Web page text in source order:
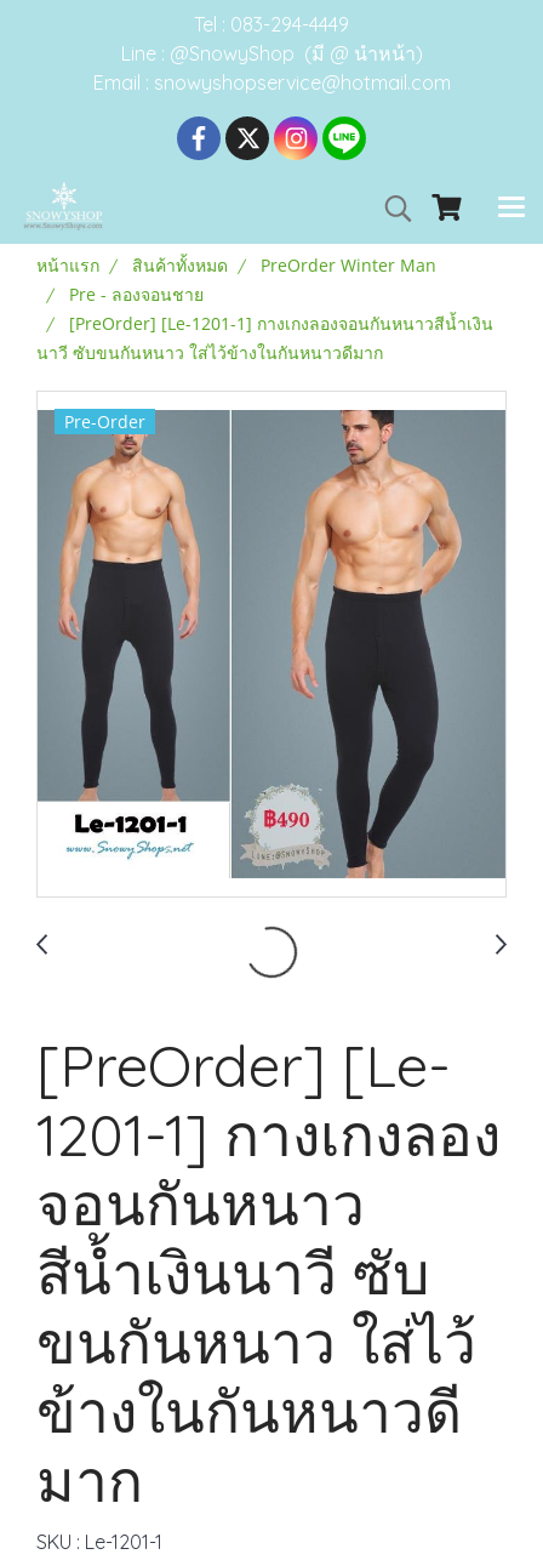
Tel : 083-294-4449
Line : @SnowyShop (มี @ นำหน้า)
Email : snowyshopservice@hotmail.com
หน้าแรก สินค้าทั้งหมด
PreOrder Winter Man
Pre - ลองจอนชาย
[PreOrder] [Le-1201-1] กางเกงลองจอนกันหนาวสีน้ำเงิน
นาวี ซับขนกันหนาว ใส่ไว้ข้างในกันหนาวดีมาก
Pre-Order
[PreOrder] [Le-
1201-1] กางเกงลอง
จอนกันหนาว
สีน้ำเงินนาวี ซับ
ขนกันหนาว ใส่ไว้
ข้างในกันหนาวดี
มาก
SKU : Le-1201-1